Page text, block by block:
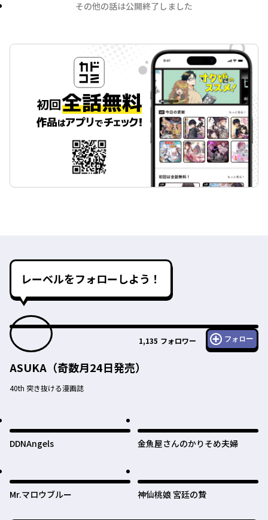
その他の話は公開終了しました
レーベルをフォローしよう！
1,135 フォロワー フォロー
ASUKA（奇数月24日発売）
40th 突き抜ける漫画誌
DDNAngels 金魚屋さんのかりそめ夫婦
Mr.マロウブルー 神仙桃娘 宮廷の贄